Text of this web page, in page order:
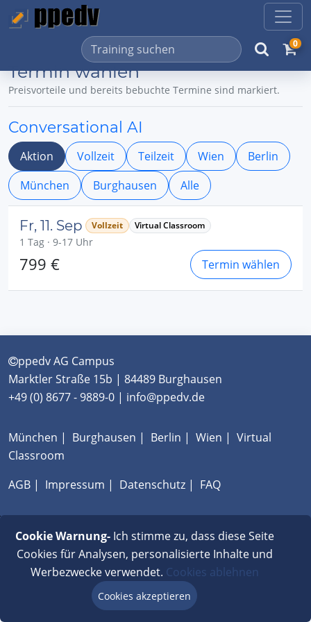
0
Termin wählen
Preisvorteile und bereits bebuchte Termine sind markiert.
Conversational AI
Aktion Vollzeit Teilzeit Wien
Berlin
München
Burghausen Alle
Fr, 11. Sep Vollzeit Virtual Classroom
1 Tag · 9-17 Uhr
799 € Termin wählen
ppedv AG Campus
Marktler Straße 15b | 84489 Burghausen
+49 (0) 8677 - 9889-0 | info@ppedv.de
München | Burghausen | Berlin | Wien | Virtual
Classroom
AGB | Impressum | Datenschutz | FAQ
Cookie Warnung-Ich stimme zu, dass diese Seite
Cookies für Analysen, personalisierte Inhalte und
Werbezwecke verwendet. Cookies ablehnen
Cookies akzeptieren